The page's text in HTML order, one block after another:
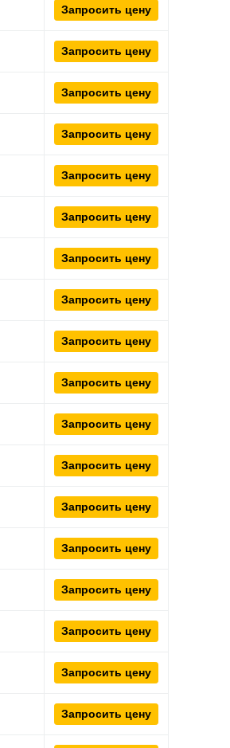
Запросить цену
Запросить цену
Запросить цену
Запросить цену
Запросить цену
Запросить цену
Запросить цену
Запросить цену
Запросить цену
Запросить цену
Запросить цену
Запросить цену
Запросить цену
Запросить цену
Запросить цену
Запросить цену
Запросить цену
Запросить цену